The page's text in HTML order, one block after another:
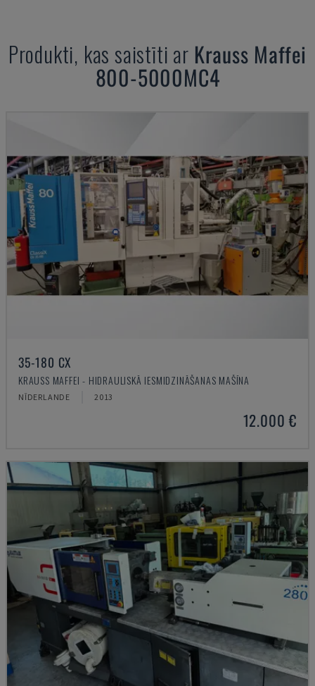
Produkti, kas saistīti ar Krauss Maffei
800-5000MC4
35-180 CX
KRAUSS MAFFEI - HIDRAULISKĀ IESMIDZINĀŠANAS MAŠĪNA
NĪDERLANDE 2013
12.000 €